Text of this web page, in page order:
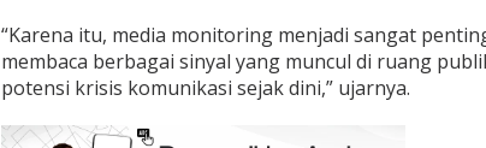
“Karena itu, media monitoring menjadi sangat
membaca berbagai sinyal yang muncul di ruang
potensi krisis komunikasi sejak dini,” ujarnya.